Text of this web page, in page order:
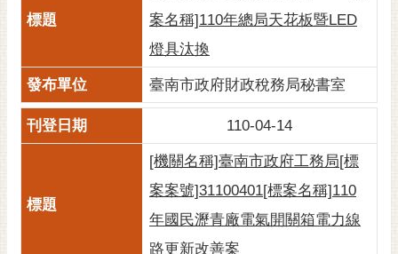
案名稱]110年總局天花板暨LED
燈具汰換
臺南市政府財政稅務局秘書室
110-04-14
[機關名稱]臺南市政府工務局[標
案案號]31100401[標案名稱]110
年國民瀝青廠電氣開關箱電力線
路更新改善案